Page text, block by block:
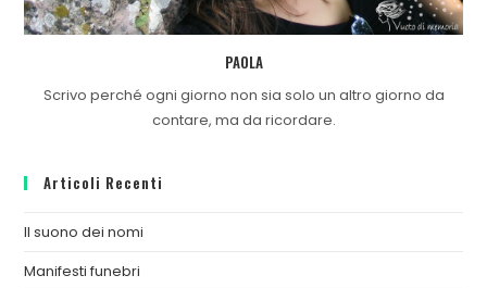
PAOLA
Scrivo perché ogni giorno non sia solo un altro giorno da
contare, ma da ricordare.
Articoli Recenti
Il suono dei nomi
Manifesti funebri